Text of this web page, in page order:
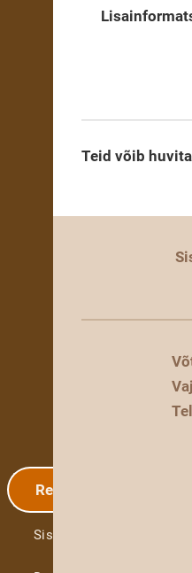
Registreerimine
Sisselogimine
Teid võib